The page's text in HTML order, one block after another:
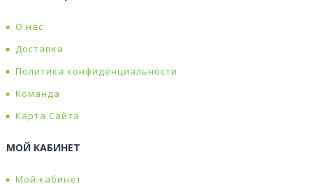
О нас
Доставка
Политика конфиденциальности
Команда
Карта Сайта
МОЙ КАБИНЕТ
Мой кабинет